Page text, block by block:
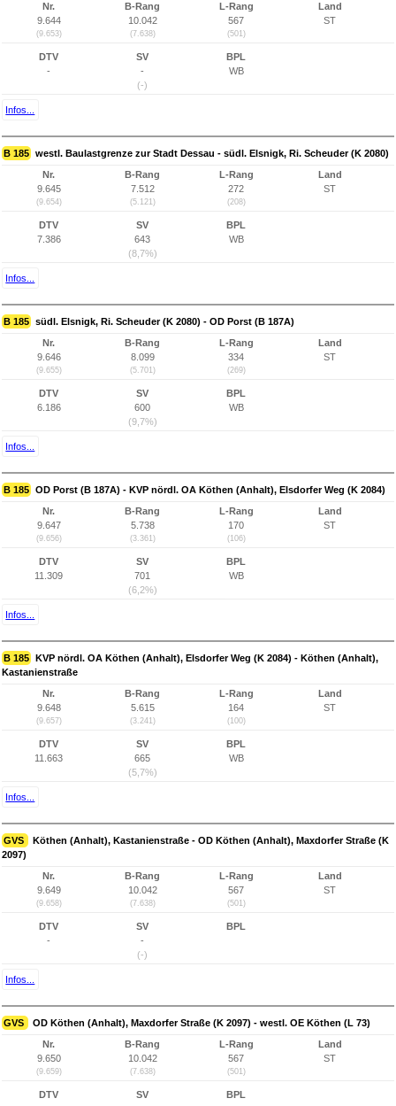
Nr.
9.644
(9.653)
B-Rang
10.042
(7.638)
L-Rang
567
(501)
Land
ST
DTV
-
SV
-
(-)
BPL
WB
Infos...
B 185 westl. Baulastgrenze zur Stadt Dessau - südl. Elsnigk, Ri. Scheuder (K 2080)
Nr.
9.645
(9.654)
B-Rang
7.512
(5.121)
L-Rang
272
(208)
Land
ST
DTV
7.386
SV
643
(8,7%)
BPL
WB
Infos...
B 185 südl. Elsnigk, Ri. Scheuder (K 2080) - OD Porst (B 187A)
Nr.
9.646
(9.655)
B-Rang
8.099
(5.701)
L-Rang
334
(269)
Land
ST
DTV
6.186
SV
600
(9,7%)
BPL
WB
Infos...
B 185 OD Porst (B 187A) - KVP nördl. OA Köthen (Anhalt), Elsdorfer Weg (K 2084)
Nr.
9.647
(9.656)
B-Rang
5.738
(3.361)
L-Rang
170
(106)
Land
ST
DTV
11.309
SV
701
(6,2%)
BPL
WB
Infos...
B 185 KVP nördl. OA Köthen (Anhalt), Elsdorfer Weg (K 2084) - Köthen (Anhalt),
Kastanienstraße
Nr.
9.648
(9.657)
B-Rang
5.615
(3.241)
L-Rang
164
(100)
Land
ST
DTV
11.663
SV
665
(5,7%)
BPL
WB
Infos...
GVS
Köthen (Anhalt), Kastanienstraße - OD Köthen (Anhalt), Maxdorfer Straße (K
2097)
Nr.
9.649
(9.658)
B-Rang
10.042
(7.638)
L-Rang
567
(501)
Land
ST
DTV
-
SV
-
(-)
BPL
Infos...
GVS OD Köthen (Anhalt), Maxdorfer Straße (K 2097) - westl. OE Köthen (L 73)
Nr.
9.650
(9.659)
B-Rang
10.042
(7.638)
L-Rang
567
(501)
Land
ST
DTV
SV
BPL